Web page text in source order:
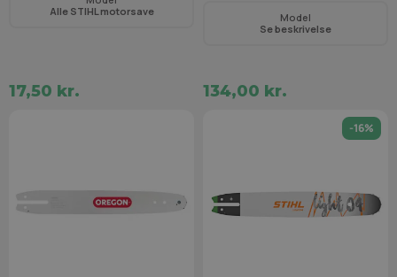
Alle STIHL motorsave
17,50 kr.
Model
Se beskrivelse
134,00 kr.
-16%